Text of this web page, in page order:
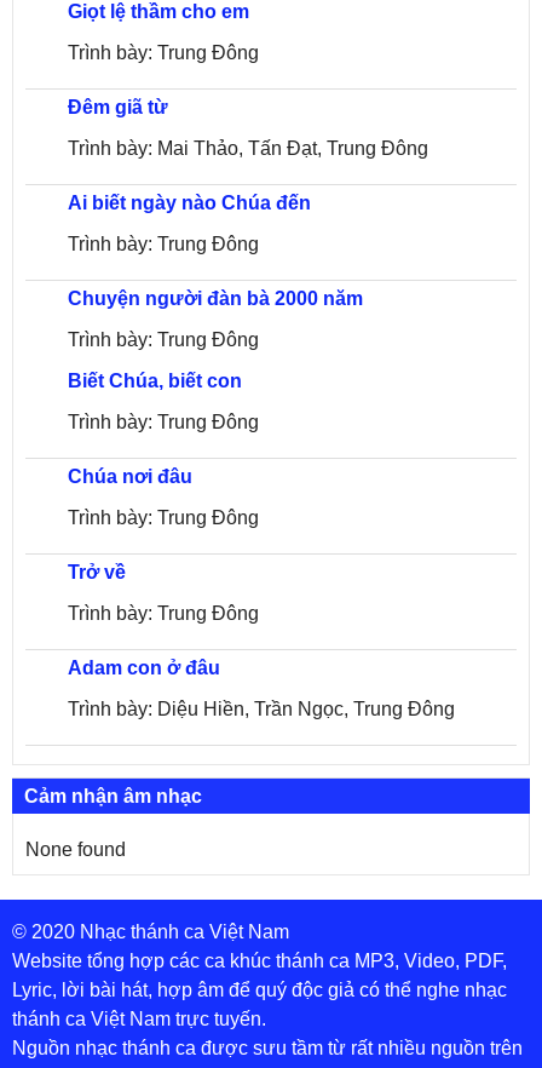
Giọt lệ thầm cho em
Trình bày: Trung Đông
Đêm giã từ
Trình bày: Mai Thảo, Tấn Đạt, Trung Đông
Ai biết ngày nào Chúa đến
Trình bày: Trung Đông
Chuyện người đàn bà 2000 năm
Trình bày: Trung Đông
Biết Chúa, biết con
Trình bày: Trung Đông
Chúa nơi đâu
Trình bày: Trung Đông
Trở về
Trình bày: Trung Đông
Adam con ở đâu
Trình bày: Diệu Hiền, Trần Ngọc, Trung Đông
Cảm nhận âm nhạc
None found
© 2020 Nhạc thánh ca Việt Nam
Website tổng hợp các ca khúc thánh ca MP3, Video, PDF,
Lyric, lời bài hát, hợp âm để quý độc giả có thể nghe nhạc
thánh ca Việt Nam trực tuyến.
Nguồn nhạc thánh ca được sưu tầm từ rất nhiều nguồn trên